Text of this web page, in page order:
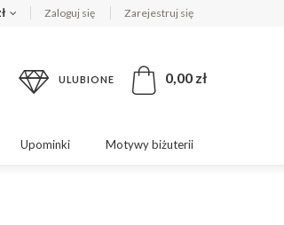
Zaloguj się Zarejestruj się
ULUBIONE 0,00 zł
Upominki Motywy biżuterii